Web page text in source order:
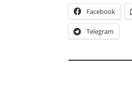
Facebook
Telegram